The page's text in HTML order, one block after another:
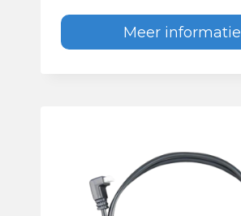
Meer informatie